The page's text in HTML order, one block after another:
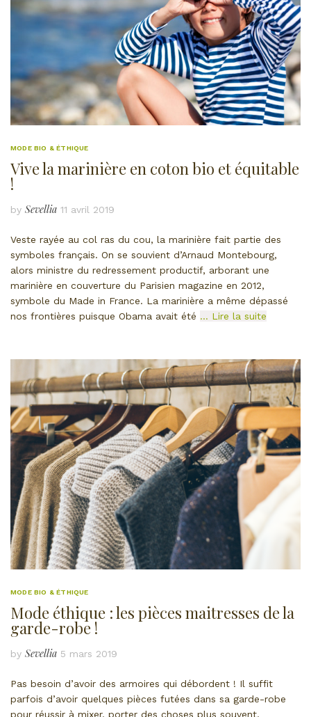
MODE BIO & ÉTHIQUE
Vive la marinière en coton bio et équitable
!
by Sevellia 11 avril 2019
Veste rayée au col ras du cou, la marinière fait partie des
symboles français. On se souvient d’Arnaud Montebourg,
alors ministre du redressement productif, arborant une
marinière en couverture du Parisien magazine en 2012,
symbole du Made in France. La marinière a même dépassé
nos frontières puisque Obama avait été … Lire la suite
MODE BIO & ÉTHIQUE
Mode éthique : les pièces maitresses de la
garde-robe !
by Sevellia 5 mars 2019
Pas besoin d’avoir des armoires qui débordent ! Il suffit
parfois d’avoir quelques pièces futées dans sa garde-robe
pour réussir à mixer, porter des choses plus souvent,